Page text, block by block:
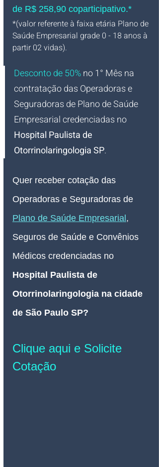
de R$ 258,90 coparticipativo.*
*(valor referente à faixa etária Plano de
Saúde Empresarial grade 0 - 18 anos à
partir 02 vidas).
Desconto de 50%no 1° Mês na
contratação das Operadoras e
Seguradoras de Plano de Saúde
Empresarial credenciadas no
Hospital Paulista de
Otorrinolaringologia SP.
Quer receber cotação das
Operadoras e Seguradoras de
Plano de Saúde Empresarial ,
Seguros de Saúde e Convênios
Médicos credenciadas no
Hospital Paulista de
Otorrinolaringologia na cidade
de São Paulo SP?
Clique aqui e Solicite
Cotação